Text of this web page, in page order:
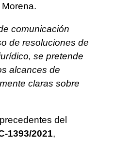
comunicación
de resoluciones de
se pretende
alcances de
claras sobre
del
1393/2021,